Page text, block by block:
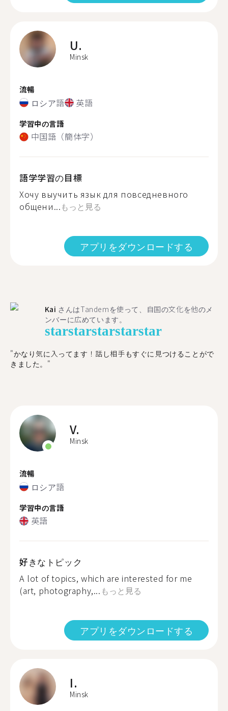
U.
Minsk
流暢
ロシア語 英語
学習中の言語
中国語（簡体字）
語学学習の目標
Хочу выучить язык для повседневного
общени...もっと見る
アプリをダウンロードする
Kai さんはTandemを使って、自国の文化を他のメ
ンバーに広めています。
starstarstarstarstar
"かなり気に入ってます！話し相手もすぐに見つけることがで
きました。"
V.
Minsk
流暢
ロシア語
学習中の言語
英語
好きなトピック
A lot of topics, which are interested for me
(art, photography,... もっと見る
アプリをダウンロードする
I.
Minsk